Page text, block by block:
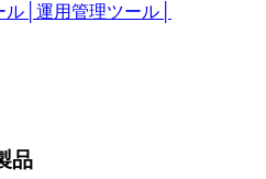
ル 運用管理ツール
品